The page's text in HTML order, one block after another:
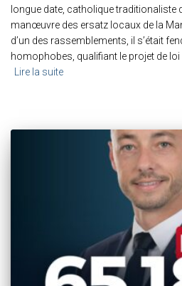
longue date, catholique traditionaliste
manœuvre des ersatz locaux de la
d’un des rassemblements, il s’était
homophobes, qualifiant le projet de
Lire la suite